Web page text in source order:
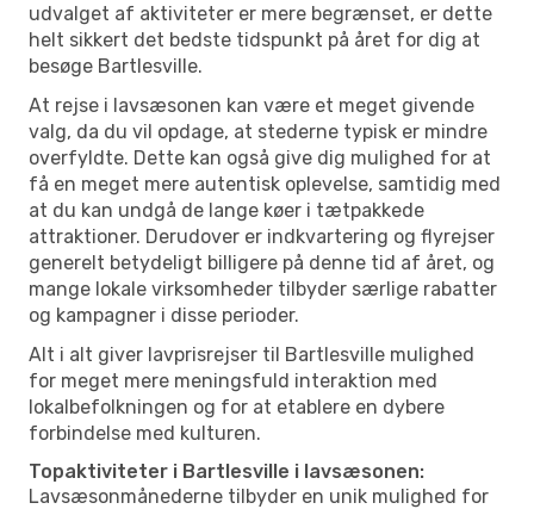
udvalget af aktiviteter er mere begrænset, er dette
helt sikkert det bedste tidspunkt på året for dig at
besøge Bartlesville.
At rejse i lavsæsonen kan være et meget givende
valg, da du vil opdage, at stederne typisk er mindre
overfyldte. Dette kan også give dig mulighed for at
få en meget mere autentisk oplevelse, samtidig med
at du kan undgå de lange køer i tætpakkede
attraktioner. Derudover er indkvartering og flyrejser
generelt betydeligt billigere på denne tid af året, og
mange lokale virksomheder tilbyder særlige rabatter
og kampagner i disse perioder.
Alt i alt giver lavprisrejser til Bartlesville mulighed
for meget mere meningsfuld interaktion med
lokalbefolkningen og for at etablere en dybere
forbindelse med kulturen.
Topaktiviteter i Bartlesville i lavsæsonen:
Lavsæsonmånederne tilbyder en unik mulighed for